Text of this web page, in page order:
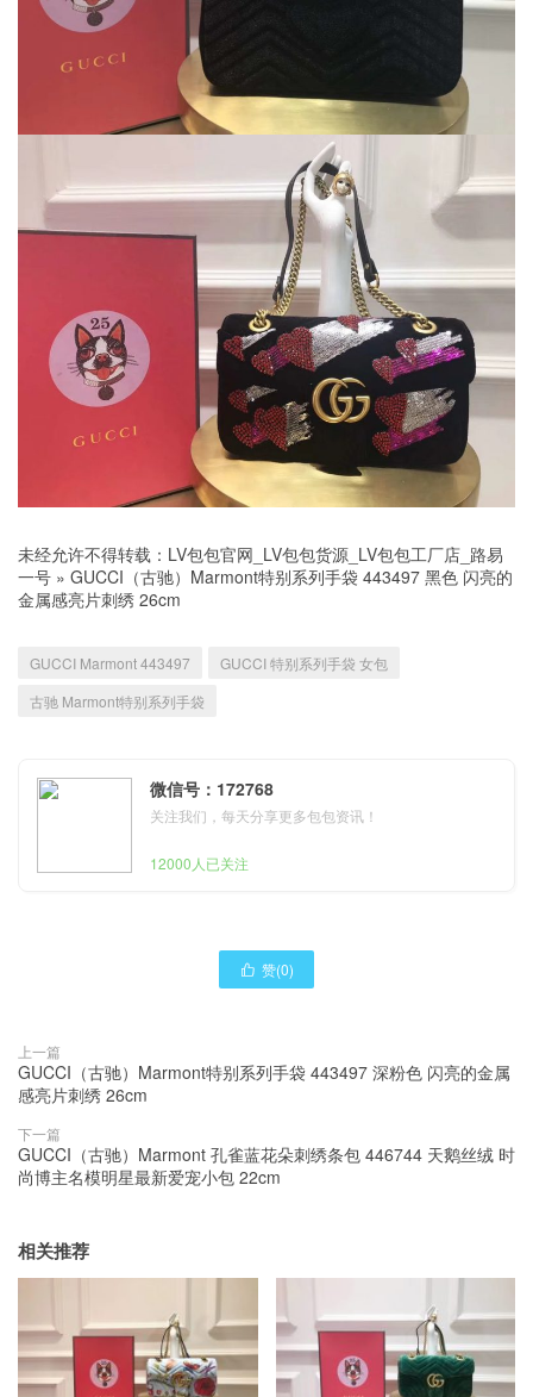
未经允许不得转载： LV包包官网_LV包包货源_LV包包工厂店_路易
一号 » GUCCI（古驰）Marmont特别系列手袋 443497 黑色 闪亮的
金属感亮片刺绣 26cm
GUCCI Marmont 443497
GUCCI 特别系列手袋 女包
古驰 Marmont特别系列手袋
微信号：172768
关注我们，每天分享更多包包资讯！
12000人已关注
 赞(0)
上一篇
GUCCI（古驰）Marmont特别系列手袋 443497 深粉色 闪亮的金属
感亮片刺绣 26cm
下一篇
GUCCI（古驰）Marmont 孔雀蓝花朵刺绣条包 446744 天鹅丝绒 时
尚博主名模明星最新爱宠小包 22cm
相关推荐